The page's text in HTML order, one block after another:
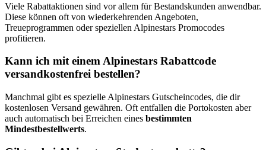
Viele Rabattaktionen sind vor allem für Bestandskunden anwendbar.
Diese können oft von wiederkehrenden Angeboten,
Treueprogrammen oder speziellen Alpinestars Promocodes
profitieren.
Kann ich mit einem Alpinestars Rabattcode
versandkostenfrei bestellen?
Manchmal gibt es spezielle Alpinestars Gutscheincodes, die dir
kostenlosen Versand gewähren. Oft entfallen die Portokosten aber
auch automatisch bei Erreichen eines bestimmten
Mindestbestellwerts.